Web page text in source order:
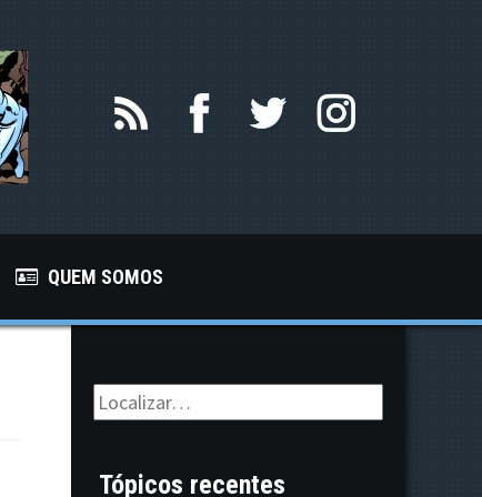
QUEM SOMOS
Tópicos recentes